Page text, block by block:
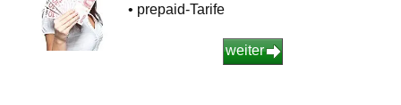
• prepaid-Tarife
weiter